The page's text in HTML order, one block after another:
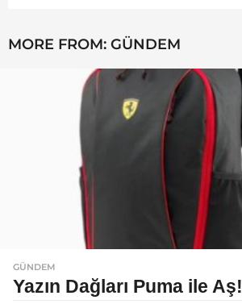
MORE FROM: GÜNDEM
GÜNDEM
Yazın Dağları Puma ile Aş!